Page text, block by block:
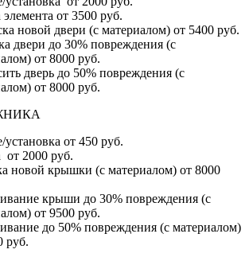
элемента от 3500 руб.
новой двери (с материалом) от 5400 руб.
двери до 30% повреждения (с
от 8000 руб.
дверь до 50% повреждения (с
от 8000 руб.
установка от 450 руб.
от 2000 руб.
новой крышки (с материалом) от 8000
крыши до 30% повреждения (с
от 9500 руб.
до 50% повреждения (с материалом)
руб.